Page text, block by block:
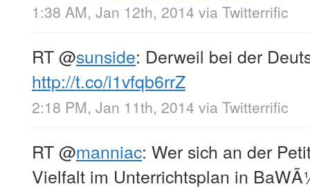
1:38 AM, Jan 12th, 2014 via Twitterrific
RT@sunside: Derweil bei der
http://t.co/i1vfqb6rrZ
2:18 PM, Jan 11th, 2014 via Twitterrific
RT@manniac: Wer sich an der
Vielfalt im Unterrichtsplan in